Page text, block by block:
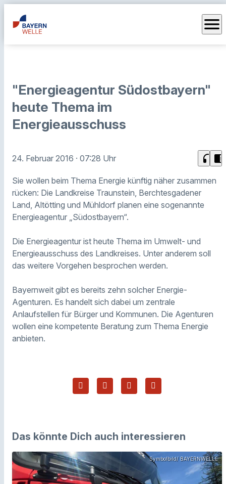
menu
"Energieagentur Südostbayern"
heute Thema im
Energieausschuss
24. Februar 2016 · 07:28 Uhr headphones chrome_reader_mode
Sie wollen beim Thema Energie künftig näher zusammen
rücken: Die Landkreise Traunstein, Berchtesgadener
Land, Altötting und Mühldorf planen eine sogenannte
Energieagentur „Südostbayern“.
Die Energieagentur ist heute Thema im Umwelt- und
Energieausschuss des Landkreises. Unter anderem soll
das weitere Vorgehen besprochen werden.
Bayernweit gibt es bereits zehn solcher Energie-
Agenturen. Es handelt sich dabei um zentrale
Anlaufstellen für Bürger und Kommunen. Die Agenturen
wollen eine kompetente Beratung zum Thema Energie
anbieten.
Das könnte Dich auch interessieren
Symbolbild/ BAYERNWELLE